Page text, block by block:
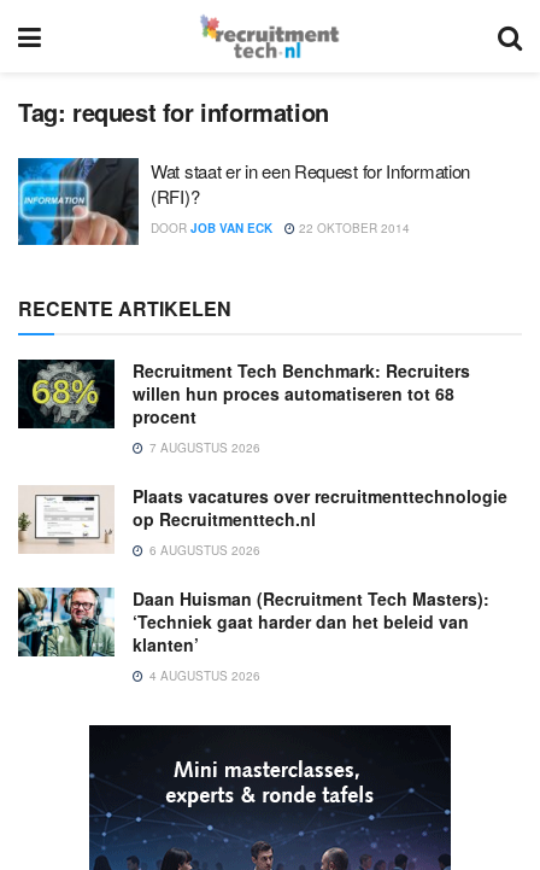
Tag: request for information
Wat staat er in een Request for Information
(RFI)?
DOOR JOB VAN ECK 22 OKTOBER 2014
RECENTE ARTIKELEN
Recruitment Tech Benchmark: Recruiters
willen hun proces automatiseren tot 68
procent
7 AUGUSTUS 2026
Plaats vacatures over recruitmenttechnologie
op Recruitmenttech.nl
6 AUGUSTUS 2026
Daan Huisman (Recruitment Tech Masters):
‘Techniek gaat harder dan het beleid van
klanten’
4 AUGUSTUS 2026